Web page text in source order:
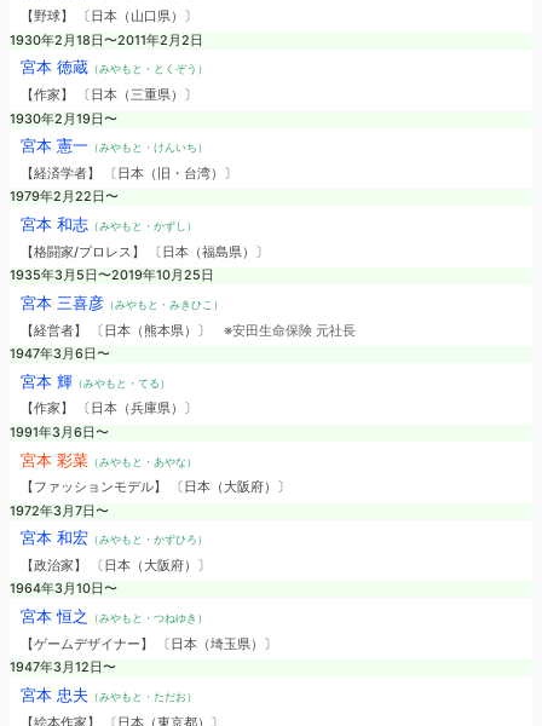
【野球】 〔日本（山口県）〕
1930年2月18日〜2011年2月2日
宮本 徳蔵（みやもと・とくぞう）
【作家】 〔日本（三重県）〕
1930年2月19日〜
宮本 憲一（みやもと・けんいち）
【経済学者】 〔日本（旧・台湾）〕
1979年2月22日〜
宮本 和志（みやもと・かずし）
【格闘家/プロレス】 〔日本（福島県）〕
1935年3月5日〜2019年10月25日
宮本 三喜彦（みやもと・みきひこ）
【経営者】 〔日本（熊本県）〕 ※安田生命保険 元社長
1947年3月6日〜
宮本 輝（みやもと・てる）
【作家】 〔日本（兵庫県）〕
1991年3月6日〜
宮本 彩菜（みやもと・あやな）
【ファッションモデル】 〔日本（大阪府）〕
1972年3月7日〜
宮本 和宏（みやもと・かずひろ）
【政治家】 〔日本（大阪府）〕
1964年3月10日〜
宮本 恒之 （みやもと・つねゆき）
【ゲームデザイナー】 〔日本（埼玉県）〕
1947年3月12日〜
宮本 忠夫 （みやもと・ただお）
【絵本作家】 〔日本（東京都）〕